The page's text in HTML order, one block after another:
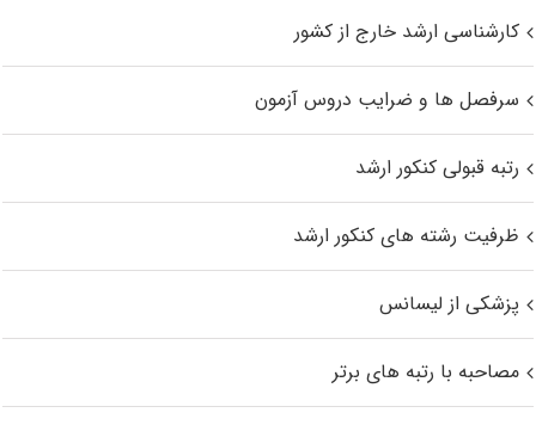
کارشناسی ارشد خارج از کشور
سرفصل ها و ضرایب دروس آزمون
رتبه قبولی کنکور ارشد
ظرفیت رشته های کنکور ارشد
پزشکی از لیسانس
مصاحبه با رتبه های برتر